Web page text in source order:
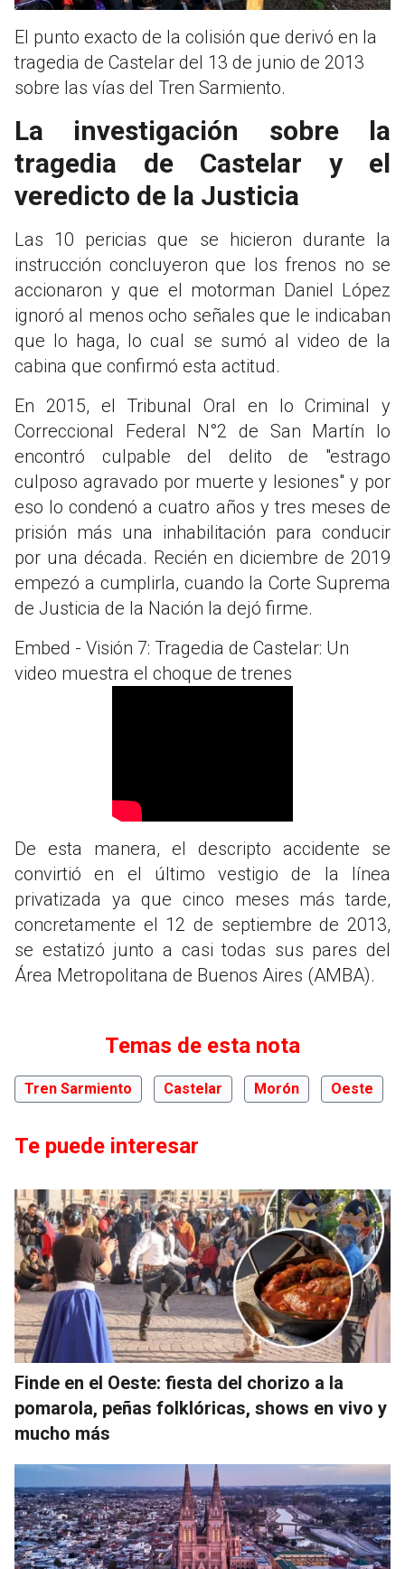
El punto exacto de la colisión que derivó en la
tragedia de Castelar del 13 de junio de 2013
sobre las vías del Tren Sarmiento.
La investigación sobre la
tragedia de Castelar y el
veredicto de la Justicia
Las 10 pericias que se hicieron durante la
instrucción concluyeron que los frenos no se
accionaron y que el motorman Daniel López
ignoró al menos ocho señales que le indicaban
que lo haga, lo cual se sumó al video de la
cabina que confirmó esta actitud.
En 2015, el Tribunal Oral en lo Criminal y
Correccional Federal N°2 de San Martín lo
encontró culpable del delito de "estrago
culposo agravado por muerte y lesiones" y por
eso lo condenó a cuatro años y tres meses de
prisión más una inhabilitación para conducir
por una década. Recién en diciembre de 2019
empezó a cumplirla, cuando la Corte Suprema
de Justicia de la Nación la dejó firme.
Embed - Visión 7: Tragedia de Castelar: Un
video muestra el choque de trenes
De esta manera, el descripto accidente se
convirtió en el último vestigio de la línea
privatizada ya que cinco meses más tarde,
concretamente el 12 de septiembre de 2013,
se estatizó junto a casi todas sus pares del
Área Metropolitana de Buenos Aires (AMBA).
Temas de esta nota
Tren Sarmiento Castelar Morón Oeste
Te puede interesar
Finde en el Oeste: fiesta del chorizo a la
pomarola, peñas folklóricas, shows en vivo y
mucho más